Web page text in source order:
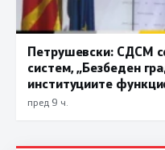
Петрушевски: СДСМ
систем, „Безбеден
институциите
пред 9 ч.